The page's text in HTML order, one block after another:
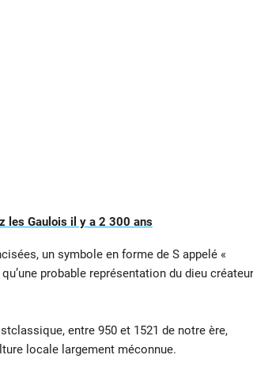
les Gaulois il y a 2 300 ans
un symbole en forme de S appelé «
probable représentation du dieu créateur
entre 950 et 1521 de notre ère,
locale largement méconnue.